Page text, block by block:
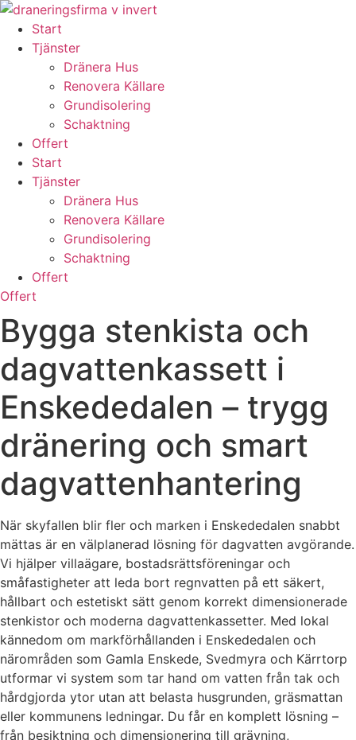
Skip
content
Start
Tjänster
Dränera Hus
Renovera Källare
Grundisolering
Schaktning
Offert
Start
Tjänster
Dränera Hus
Renovera Källare
Grundisolering
Schaktning
Offert
Offert
Bygga stenkista och
dagvattenkassett i
Enskededalen – trygg
dränering och smart
dagvattenhantering
När skyfallen blir fler och marken i Enskededalen snabbt
mättas är en välplanerad lösning för dagvatten avgörande.
Vi hjälper villaägare, bostadsrättsföreningar och
småfastigheter att leda bort regnvatten på ett säkert,
hållbart och estetiskt sätt genom korrekt dimensionerade
stenkistor och moderna dagvattenkassetter. Med lokal
kännedom om markförhållanden i Enskededalen och
närområden som Gamla Enskede, Svedmyra och Kärrtorp
utformar vi system som tar hand om vatten från tak och
hårdgjorda ytor utan att belasta husgrunden, gräsmattan
eller kommunens ledningar. Du får en komplett lösning –
från besiktning och dimensionering till grävning,